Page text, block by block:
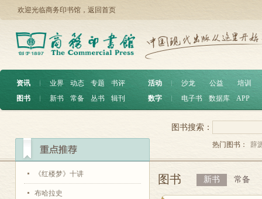
欢迎光临商务印书馆， 返回首页
资讯 ︱ 业界 动态 专题
书评
图书
︱ 新书 常备 丛书 辑刊
活动 沙龙 公益
培训
数字
电子书 数据库 APP
《红楼梦》十讲
布哈拉史
图书搜索：
热门图书： 辞
图书 新书 常备